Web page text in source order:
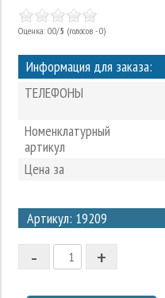
Оценка: 0.0/5 (голосов - 0)
Информация для заказа:
ТЕЛЕФОНЫ
Номенклатурный
артикул
Цена за
Артикул: 19209
2
1
+
-